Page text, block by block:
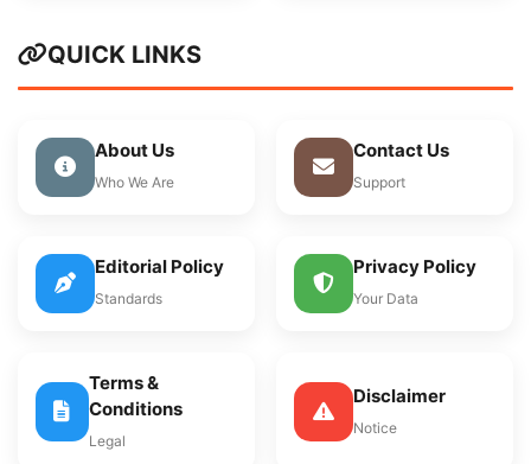
QUICK LINKS
About Us
Who We Are
Contact Us
Support
Editorial Policy
Standards
Privacy Policy
Your Data
Terms &
Conditions
Legal
Disclaimer
Notice